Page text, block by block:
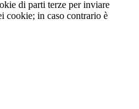
di parti terze per inviare
cookie; in caso contrario è